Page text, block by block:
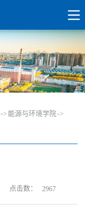
-> 能源与环境学院->
点击数： 2967